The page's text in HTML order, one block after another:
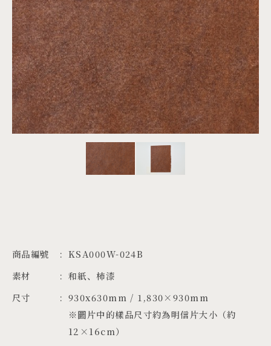
MATERIALS
PRODUCTS
ARTWORK
PROJECTS
商品編號
KSA000W-024B
素材
和紙、柿漆
尺寸
930x630mm / 1,830×930mm
※圖片中的樣品尺寸約為明信片大小（約
12×16cm）